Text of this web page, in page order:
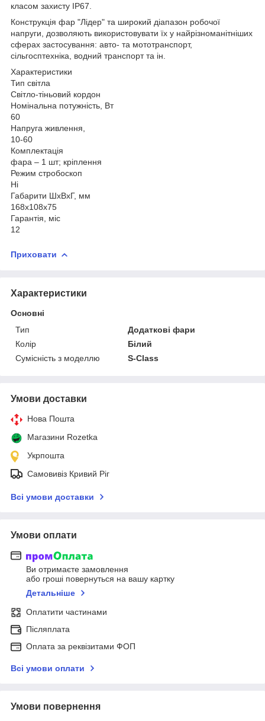
класом захисту IP67.
Конструкція фар "Лідер" та широкий діапазон робочої
напруги, дозволяють використовувати їх у найрізноманітніших
сферах застосування: авто- та мототранспорт,
сільгосптехніка, водний транспорт та ін.
Характеристики
Тип світла
Світло-тіньовий кордон
Номінальна потужність, Вт
60
Напруга живлення,
10-60
Комплектація
фара – 1 шт; кріплення
Режим стробоскоп
Ні
Габарити ШхВхГ, мм
168x108x75
Гарантія, міс
12
Приховати
Характеристики
Основні
Тип
Додаткові фари
Колір
Білий
Сумісність з моделлю
S-Class
Умови доставки
Нова Пошта
Магазини Rozetka
Укрпошта
Самовивіз Кривий Ріг
Всі умови доставки
Умови оплати
Ви отримаєте замовлення
або гроші повернуться на вашу картку
Детальніше
Оплатити частинами
Післяплата
Оплата за реквізитами ФОП
Всі умови оплати
Умови повернення